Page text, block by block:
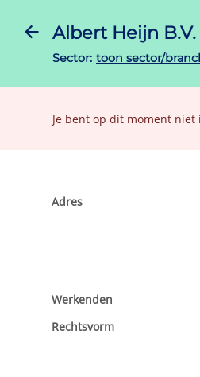
Albert Heijn B.V.
Sector: toon sector/
Je bent op dit moment niet
Adres
Werkenden
Rechtsvorm